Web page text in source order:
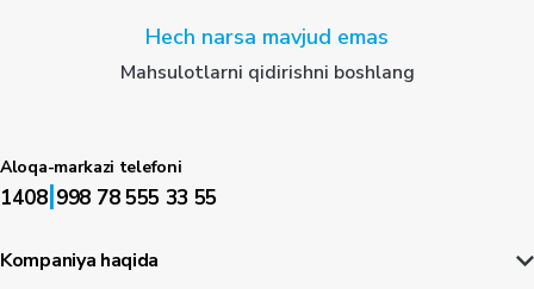
Hech narsa mavjud emas
Mahsulotlarni qidirishni boshlang
Aloqa-markazi telefoni
1408|998 78 555 33 55
Kompaniya haqida